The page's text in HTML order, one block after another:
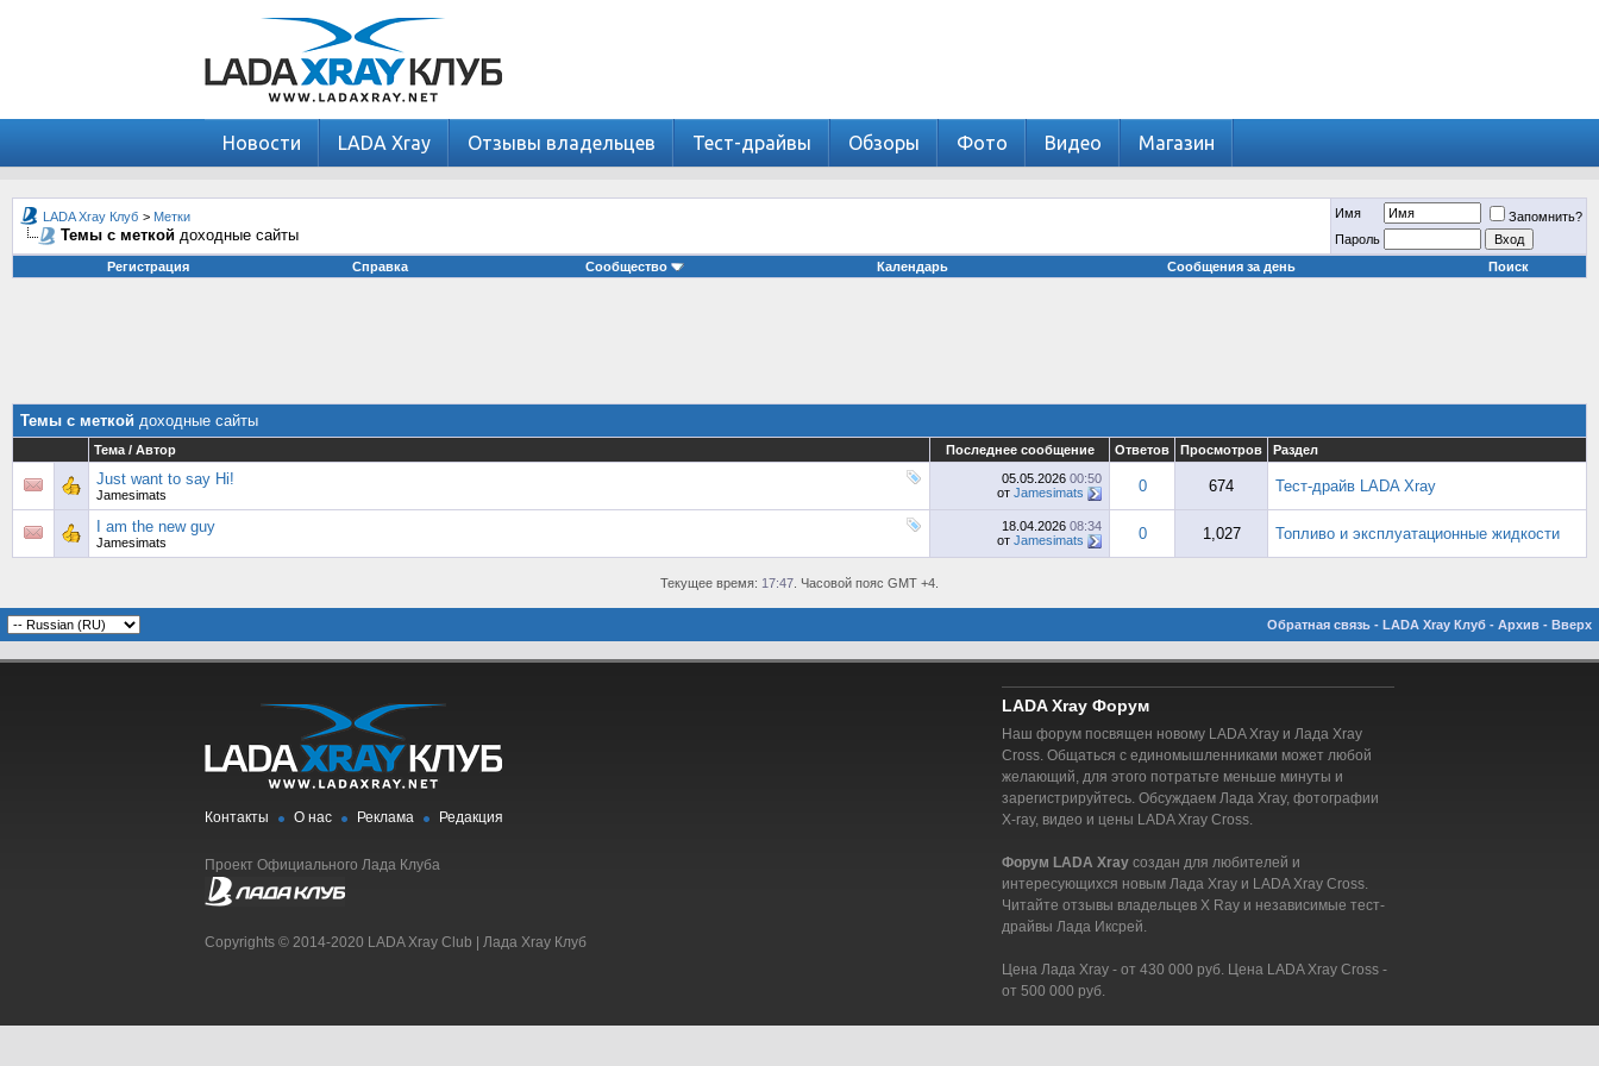
Новости LADA Xray Отзывы владельцев Тест-драйвы Обзоры Фото Видео Магазин
LADA Xray Клуб > Метки
Темы с меткой доходные сайты
Имя
Запомнить?
Пароль
Регистрация
Справка Сообщество Календарь Сообщения за день Поиск
Темы с меткой доходные сайты
Тема / Автор Последнее сообщение Ответов Просмотров Раздел
Just want to say Hi!
Jamesimats
05.05.2026 00:50
от Jamesimats 0 674 Тест-драйв LADA Xray
I am the new guy
Jamesimats
18.04.2026 08:34
от Jamesimats 0 1,027 Топливо и эксплуатационные жидкости
Текущее время: 17:47 . Часовой пояс GMT +4.
Обратная связь - LADA Xray Клуб - Архив - Вверх
Контакты О нас Реклама Редакция
Проект Официального Лада Клуба
Copyrights © 2014-2020 LADA Xray Club | Лада Xray Клуб
LADA Xray Форум
Наш форум посвящен новому LADA Xray и Лада Xray
Cross. Общаться с единомышленниками может любой
желающий, для этого потратьте меньше минуты и
зарегистрируйтесь. Обсуждаем Лада Xray, фотографии
X-ray, видео и цены LADA Xray Cross.
Форум LADA Xray создан для любителей и
интересующихся новым Лада Xray и LADA Xray Cross.
Читайте отзывы владельцев X Ray и независимые тест-
драйвы Лада Иксрей.
Цена Лада Xray - от 430 000 руб. Цена LADA Xray Cross -
от 500 000 руб.